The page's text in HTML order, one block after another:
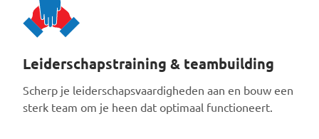
Leiderschapstraining & teambuilding
Scherp je leiderschapsvaardigheden aan en bouw een
sterk team om je heen dat optimaal functioneert.